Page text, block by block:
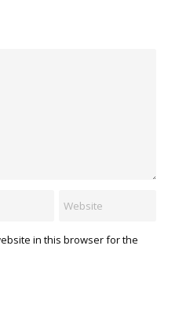
in this browser for the